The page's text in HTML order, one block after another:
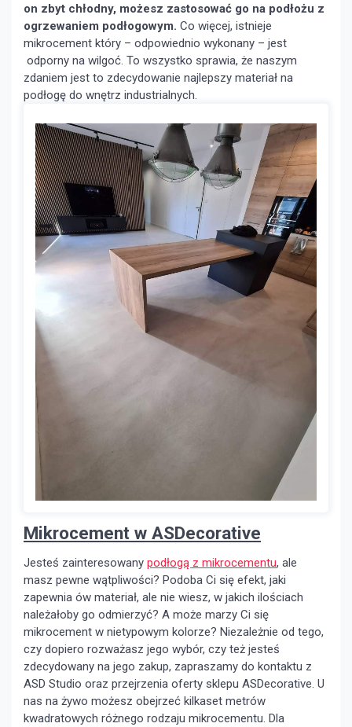
on zbyt chłodny, możesz zastosować go na podłożu z
ogrzewaniem podłogowym. Co więcej, istnieje
mikrocement który – odpowiednio wykonany – jest
odporny na wilgoć. To wszystko sprawia, że naszym
zdaniem jest to zdecydowanie najlepszy materiał na
podłogę do wnętrz industrialnych.
Mikrocement w ASDecorative
Jesteś zainteresowany podłogą z mikrocementu, ale
masz pewne wątpliwości? Podoba Ci się efekt, jaki
zapewnia ów materiał, ale nie wiesz, w jakich ilościach
należałoby go odmierzyć? A może marzy Ci się
mikrocement w nietypowym kolorze? Niezależnie od tego,
czy dopiero rozważasz jego wybór, czy też jesteś
zdecydowany na jego zakup, zapraszamy do kontaktu z
ASD Studio oraz przejrzenia oferty sklepu ASDecorative. U
nas na żywo możesz obejrzeć kilkaset metrów
kwadratowych różnego rodzaju mikrocementu. Dla